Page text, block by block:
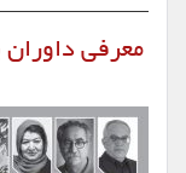
معرفی داوران